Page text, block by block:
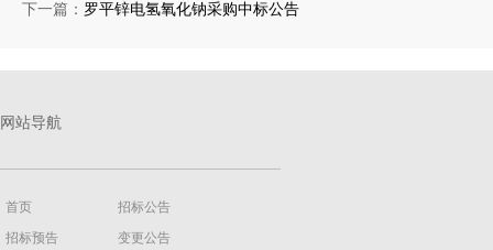
下一篇： 罗平锌电氢氧化钠采购中标公告
网站导航
首页
招标公告
招标预告
变更公告